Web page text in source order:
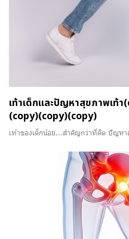
เท้าเด็กและปัญหาสุขภาพเท้
(copy)(copy)(copy)
เท้าของเด็กน้อย...สำคัญกว่าที่คิด ปัญห